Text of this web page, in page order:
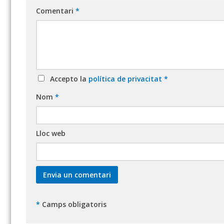
Comentari *
Accepto la política de privacitat *
Nom *
Lloc web
* Camps obligatoris